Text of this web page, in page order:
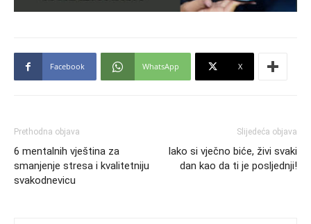
Facebook WhatsApp X
Prethodna objava
6 mentalnih vještina za
smanjenje stresa i kvalitetniju
svakodnevicu
Slijedeća objava
Iako si vječno biće, živi svaki
dan kao da ti je posljednji!